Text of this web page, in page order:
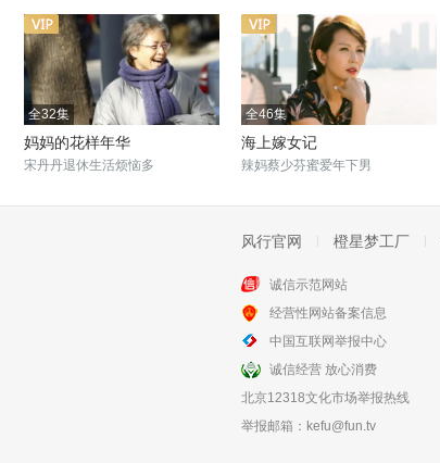
全32集
妈妈的花样年华
宋丹丹退休生活烦恼多
全46集
海上嫁女记
辣妈蔡少芬蜜爱年下男
全25集
活着乐着
风行官网 橙星梦工厂
诚信示范网站
经营性网站备案信息
中国互联网举报中心
诚信经营 放心消费
北京12318文化市场举报热线
举报邮箱： kefu@fun.tv